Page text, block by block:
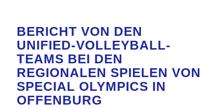
BERICHT VON DEN
UNIFIED-VOLLEYBALL-
TEAMS BEI DEN
REGIONALEN SPIELEN VON
SPECIAL OLYMPICS IN
OFFENBURG